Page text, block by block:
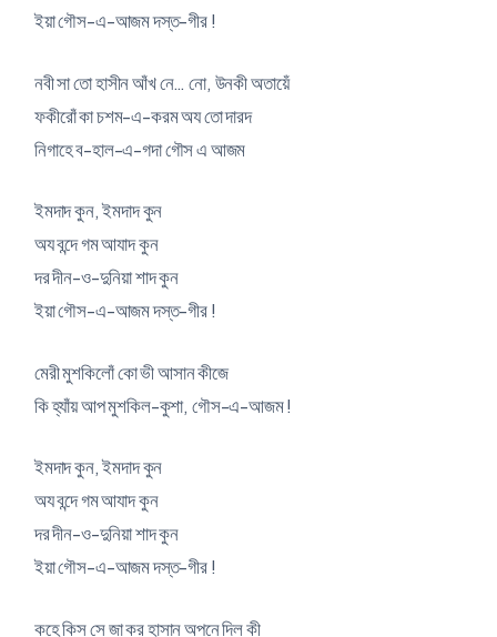
ইয়া গৌস-এ-আজম দস্ত-গীর !
নবী সা তো হাসীন আঁখ নে… নো, উনকী অতায়েঁ
ফকীরোঁ কা চশম-এ-করম অয তো দারদ
নিগাহে ব-হাল-এ-গদা গৌস এ আজম
ইমদাদ কুন, ইমদাদ কুন
অয বন্দে গম আযাদ কুন
দর দীন-ও-দুনিয়া শাদ কুন
ইয়া গৌস-এ-আজম দস্ত-গীর !
মেরী মুশকিলোঁ কো ভী আসান কীজে
কি হ্যাঁয় আপ মুশকিল-কুশা, গৌস-এ-আজম !
ইমদাদ কুন, ইমদাদ কুন
অয বন্দে গম আযাদ কুন
দর দীন-ও-দুনিয়া শাদ কুন
ইয়া গৌস-এ-আজম দস্ত-গীর !
কহে কিস সে জা কর হাসান অপনে দিল কী